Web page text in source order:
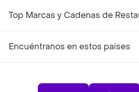
Top Marcas y Cadenas de
Encuéntranos en estos países